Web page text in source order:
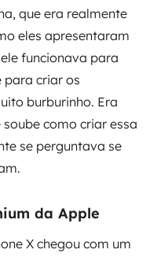
que era realmente
eles apresentaram
funcionava para
para criar os
burburinho. Era
como criar essa
se perguntava se
da Apple
X chegou com um